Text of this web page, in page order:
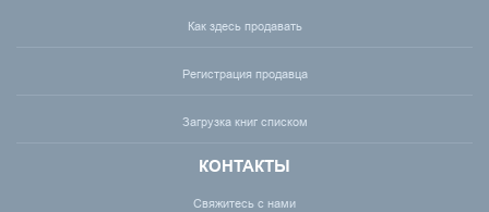
Как здесь продавать
Регистрация продавца
Загрузка книг списком
КОНТАКТЫ
Свяжитесь с нами